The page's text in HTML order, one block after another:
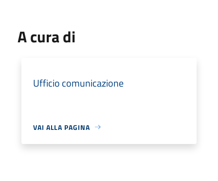
A cura di
Ufficio comunicazione
VAI ALLA PAGINA